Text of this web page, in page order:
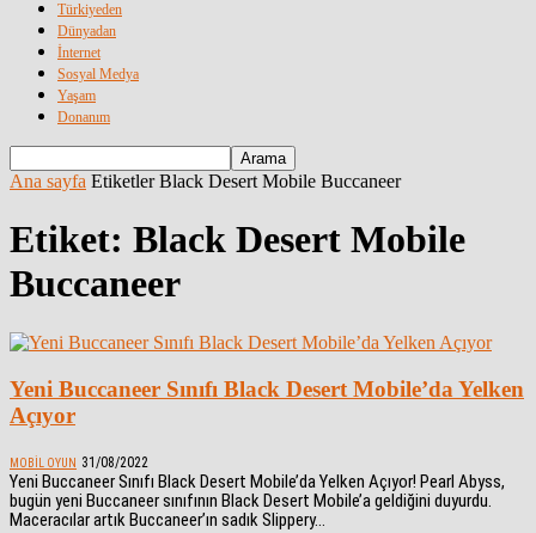
Türkiyeden
Dünyadan
İnternet
Sosyal Medya
Yaşam
Donanım
Ana sayfa Etiketler Black Desert Mobile Buccaneer
Etiket: Black Desert Mobile
Buccaneer
Yeni Buccaneer Sınıfı Black Desert Mobile’da Yelken
Açıyor
MOBIL OYUN 31/08/2022
Yeni Buccaneer Sınıfı Black Desert Mobile’da Yelken Açıyor! Pearl Abyss,
bugün yeni Buccaneer sınıfının Black Desert Mobile’a geldiğini duyurdu.
Maceracılar artık Buccaneer’ın sadık Slippery...